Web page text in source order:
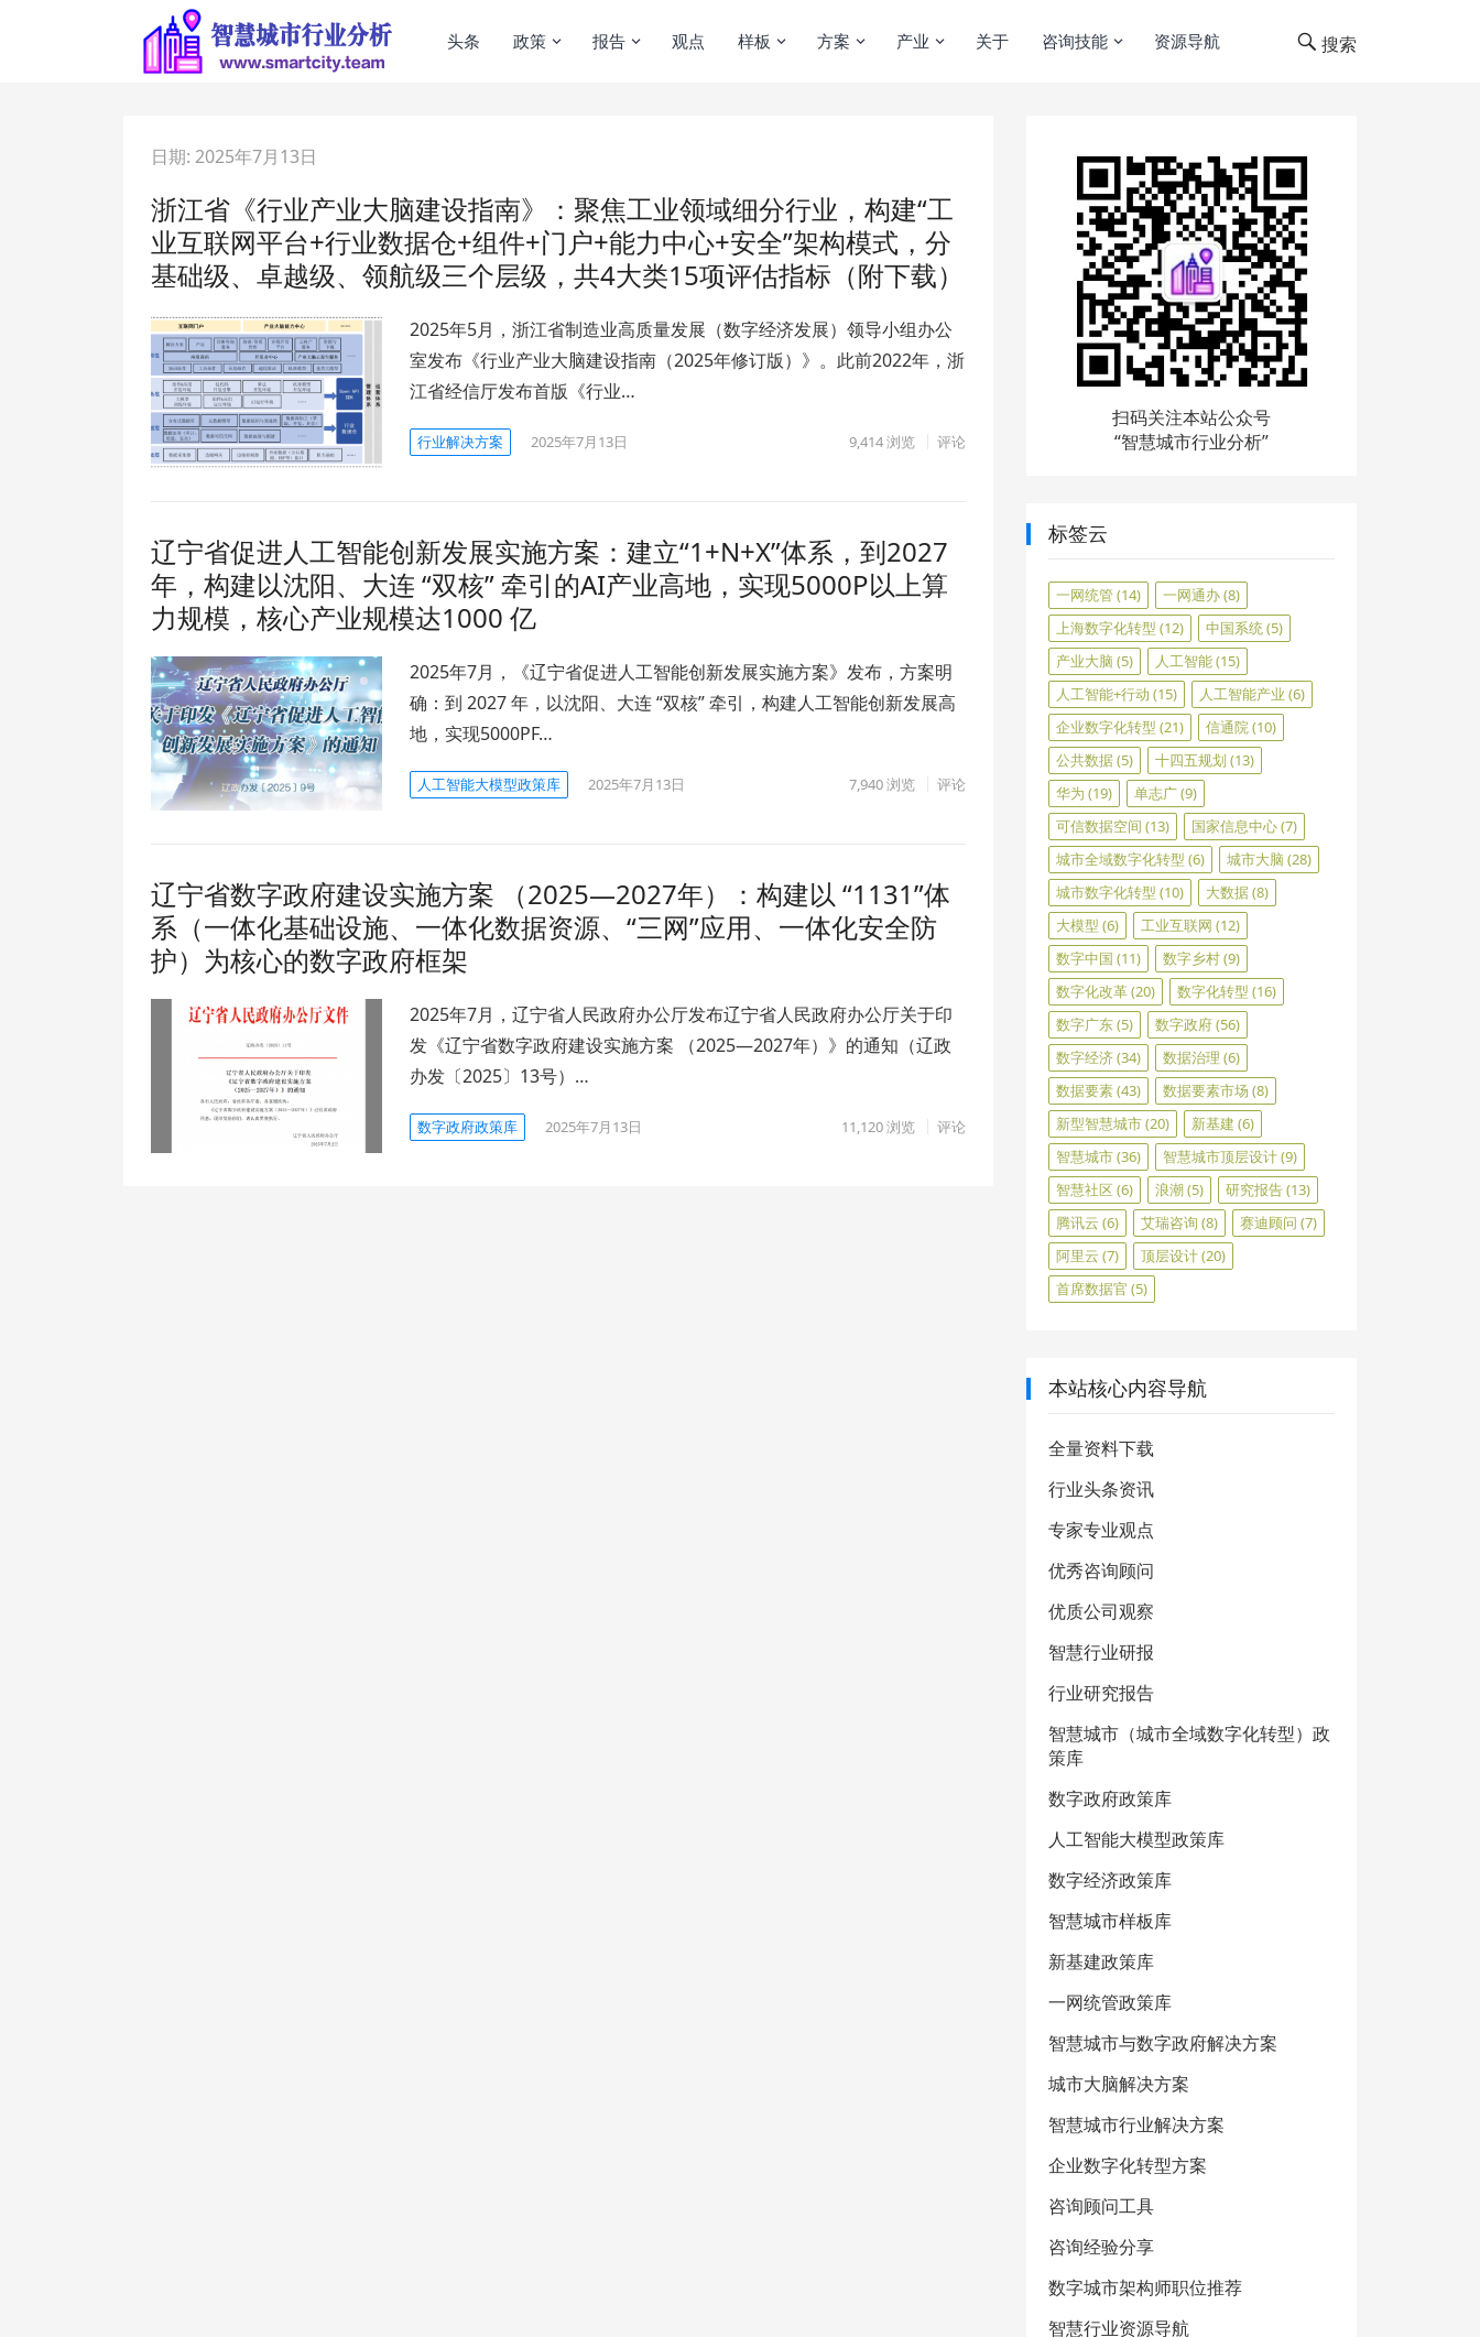
头条 政策 报告 观点 样板 方案 产业 关于 咨询技能 资源导航 搜索
日期: 2025年7月13日
浙江省《行业产业大脑建设指南》：聚焦工业领域细分行业，构建“工
业互联网平台+行业数据仓+组件+门户+能力中心+安全”架构模式，分
基础级、卓越级、领航级三个层级，共4大类15项评估指标（附下载）
2025年5月，浙江省制造业高质量发展（数字经济发展）领导小组办公
室发布《行业产业大脑建设指南（2025年修订版）》。此前2022年，浙
江省经信厅发布首版《行业…
行业解决方案 2025年7月13日 9,414浏览 评论
辽宁省促进人工智能创新发展实施方案：建立“1+N+X”体系，到2027
年，构建以沈阳、大连 “双核” 牵引的AI产业高地，实现5000P以上算
力规模，核心产业规模达1000 亿
2025年7月，《辽宁省促进人工智能创新发展实施方案》发布，方案明
确：到 2027 年，以沈阳、大连 “双核” 牵引，构建人工智能创新发展高
地，实现5000PF…
人工智能大模型政策库 2025年7月13日 7,940浏览 评论
辽宁省数字政府建设实施方案 （2025—2027年）：构建以 ​​“1131”体
系​（一体化基础设施、一体化数据资源、“三网”应用、一体化安全防
护）为核心的数字政府框架
2025年7月，辽宁省人民政府办公厅发布辽宁省人民政府办公厅关于印
发《辽宁省数字政府建设实施方案 （2025—2027年）》的通知（辽政
办发〔2025〕13号）…
数字政府政策库 2025年7月13日 11,120浏览 评论
扫码关注本站公众号
“智慧城市行业分析”
标签云
一网统管(14) 一网通办(8)
上海数字化转型 (12) 中国系统(5)
产业大脑 (5) 人工智能(15)
人工智能+行动 (15) 人工智能产业 (6)
企业数字化转型 (21) 信通院(10)
公共数据(5) 十四五规划 (13)
华为 (19) 单志广(9)
可信数据空间 (13) 国家信息中心(7)
城市全域数字化转型 (6) 城市大脑 (28)
城市数字化转型 (10) 大数据(8)
大模型 (6) 工业互联网 (12)
数字中国 (11) 数字乡村(9)
数字化改革(20) 数字化转型 (16)
数字广东(5) 数字政府(56)
数字经济(34) 数据治理 (6)
数据要素(43) 数据要素市场 (8)
新型智慧城市(20) 新基建 (6)
智慧城市(36) 智慧城市顶层设计(9)
智慧社区 (6) 浪潮(5) 研究报告(13)
腾讯云 (6) 艾瑞咨询 (8) 赛迪顾问 (7)
阿里云 (7) 顶层设计(20)
首席数据官 (5)
本站核心内容导航
全量资料下载
行业头条资讯
专家专业观点
优秀咨询顾问
优质公司观察
智慧行业研报
行业研究报告
智慧城市（城市全域数字化转型）政
策库
数字政府政策库
人工智能大模型政策库
数字经济政策库
智慧城市样板库
新基建政策库
一网统管政策库
智慧城市与数字政府解决方案
城市大脑解决方案
智慧城市行业解决方案
企业数字化转型方案
咨询顾问工具
咨询经验分享
数字城市架构师职位推荐
智慧行业资源导航